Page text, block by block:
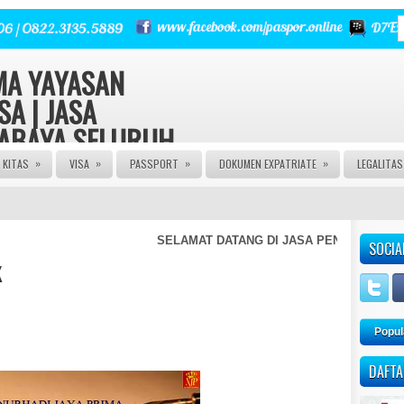
YAYASAN
| JASA
SELURUH
Izin PT CV FIRMA
| JASA PASPOR RUSAK |
PASPOR | JASA PEMBUATAN
KITAS » VISA » PASSPORT » DOKUMEN EXPATRIATE »
SELAMAT DATANG DI JASA PENGURUSAN